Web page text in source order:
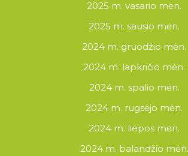
2025 m. vasario mėn.
2025 m. sausio mėn.
2024 m. gruodžio mėn.
2024 m. lapkričio mėn.
2024 m. spalio mėn.
2024 m. rugsėjo mėn.
2024 m. liepos mėn.
2024 m. balandžio mėn.